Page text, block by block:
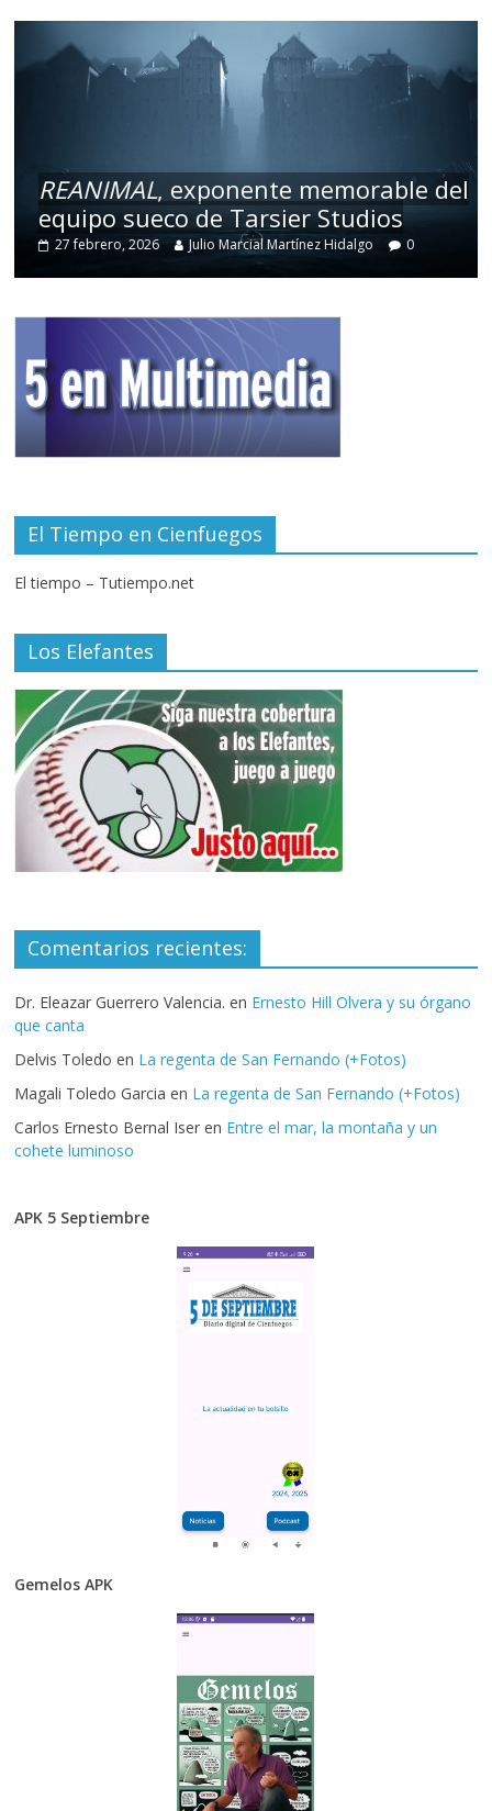
REANIMAL, exponente memorable del
equipo sueco de Tarsier Studios
27 febrero, 2026 Julio Marcial Martínez Hidalgo 0
El Tiempo en Cienfuegos
El tiempo – Tutiempo.net
Los Elefantes
Comentarios recientes:
Dr. Eleazar Guerrero Valencia. en Ernesto Hill Olvera y su órgano
que canta
Delvis Toledo en La regenta de San Fernando (+Fotos)
Magali Toledo Garcia en La regenta de San Fernando (+Fotos)
Carlos Ernesto Bernal Iser en Entre el mar, la montaña y un
cohete luminoso
APK 5 Septiembre
Gemelos APK